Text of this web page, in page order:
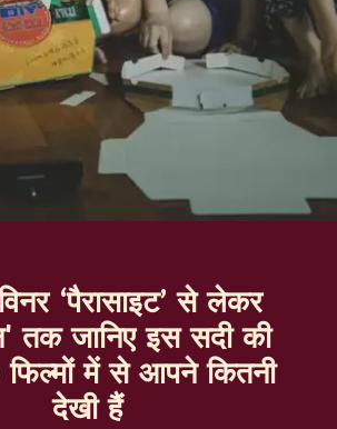
‘पैरासाइट’ से लेकर
तक जानिए इस सदी की
में से आपने कितनी
देखी हैं